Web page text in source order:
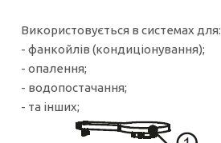
Використовується в системах для:
- фанкойлів (кондиціонування);
- опалення;
- водопостачання;
- та інших;